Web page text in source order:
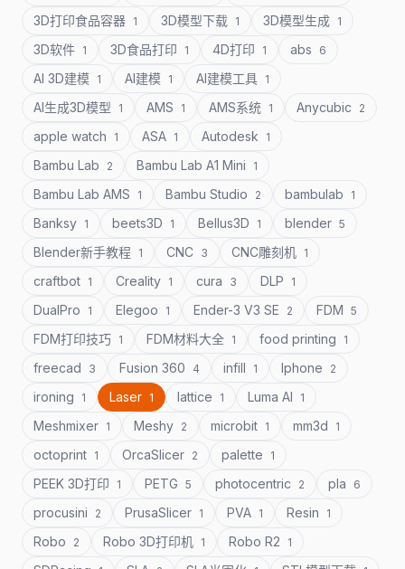
3D打印食品容器 1 3D模型下载 1 3D模型生成 1
3D软件 1 3D食品打印 1 4D打印 1 abs 6
AI 3D建模 1 AI建模 1 AI建模工具 1
AI生成3D模型 1 AMS 1 AMS系统 1 Anycubic 2
apple watch 1 ASA 1 Autodesk 1
Bambu Lab 2 Bambu Lab A1 Mini 1
Bambu Lab AMS 1 Bambu Studio 2 bambulab 1
Banksy 1 beets3D 1 Bellus3D 1 blender 5
Blender新手教程 1 CNC 3 CNC雕刻机 1
craftbot 1 Creality 1 cura 3 DLP 1
DualPro 1 Elegoo 1 Ender-3 V3 SE 2 FDM 5
FDM打印技巧 1 FDM材料大全 1 food printing 1
freecad 3 Fusion 360 4 infill 1 Iphone 2
ironing 1 Laser 1 lattice 1 Luma AI 1
Meshmixer 1 Meshy 2 microbit 1 mm3d 1
octoprint 1 OrcaSlicer 2 palette 1
PEEK 3D打印 1 PETG 5 photocentric 2 pla 6
procusini 2 PrusaSlicer 1 PVA 1 Resin 1
Robo 2 Robo 3D打印机 1 Robo R2 1